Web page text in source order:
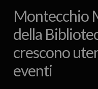
Montecchio
della
crescono
eventi